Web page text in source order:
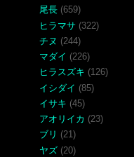
尾長 (659)
ヒラマサ (322)
チヌ (244)
マダイ (226)
ヒラスズキ (126)
イシダイ (85)
イサキ (45)
アオリイカ (23)
ブリ (21)
ヤズ (20)